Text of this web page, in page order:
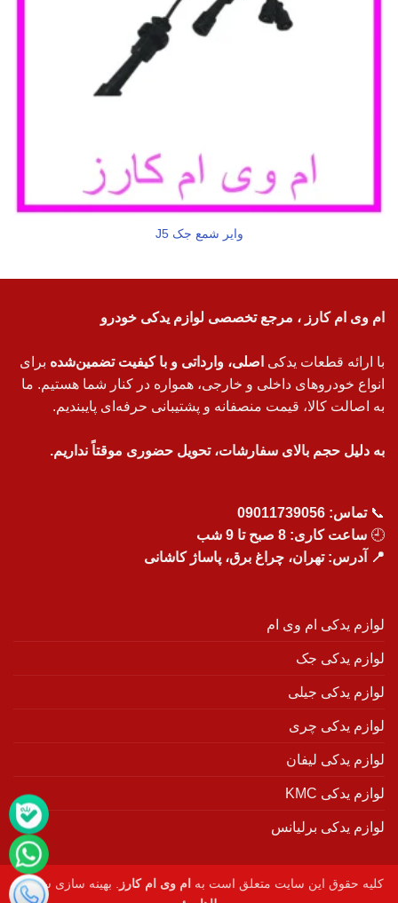
وایر شمع جک J5
ام وی ام کارز ، مرجع تخصصی لوازم یدکی خودرو
با ارائه قطعات یدکی اصلی، وارداتی و با کیفیت تضمین‌شده برای
انواع خودروهای داخلی و خارجی، همواره در کنار شما هستیم. ما
به اصالت کالا، قیمت منصفانه و پشتیبانی حرفه‌ای پایبندیم.
به دلیل حجم بالای سفارشات، تحویل حضوری موقتاً نداریم.
📞تماس: 09011739056
🕘 ساعت کاری: 8 صبح تا 9 شب
📍 آدرس: تهران، چراغ برق، پاساژ کاشانی
لوازم یدکی ام وی ام
لوازم یدکی جک
لوازم یدکی جیلی
لوازم یدکی چری
لوازم یدکی لیفان
لوازم یدکی KMC
لوازم یدکی برلیانس
کلیه حقوق این سایت متعلق است به ام وی ام کارز
. بهینه سازی سایت :